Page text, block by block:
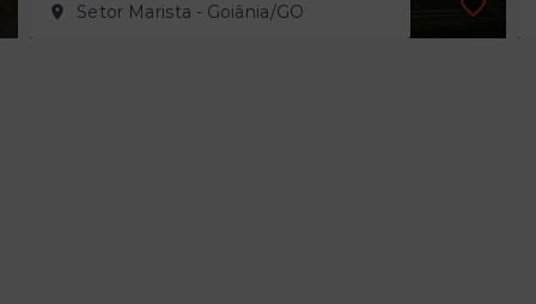
Setor Marista - Goiânia/GO